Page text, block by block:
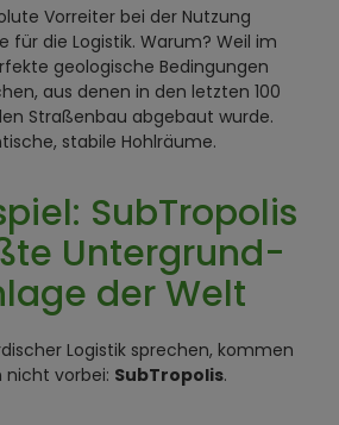
Vorreiter bei der Nutzung
für die Logistik. Warum? Weil im
geologische Bedingungen
aus denen in den letzten 100
Straßenbau abgebaut wurde.
stabile Hohlräume.
SubTropolis
Untergrund-
der Welt
Logistik sprechen, kommen
nicht vorbei: SubTropolis.